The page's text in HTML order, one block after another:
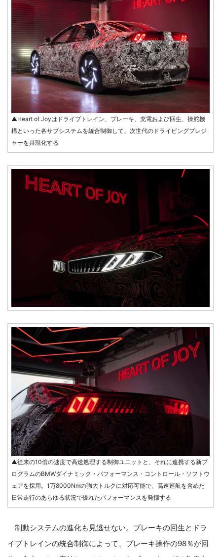
▲Heart of Joyはドライブトレイン、ブレーキ、充電および回生、操舵機
構といった各サブシステムを統合制御して、次世代のドライビングプレジ
ャーを具現化する
▲従来の10倍の速度で高速処理する制御ユニットと、それに連携する新プ
ログラムのBMWダイナミック・パフォーマンス・コントロール・ソフトウ
ェアを採用。1万8000Nmの強大トルクに対応可能で、高速巡航を含めた
日常走行のあらゆる状況で優れたパフォーマンスを発揮する
制動システムの進化も見逃せない。ブレーキの回生とドラ
イブトレインの統合制御によって、ブレーキ操作の98％が回